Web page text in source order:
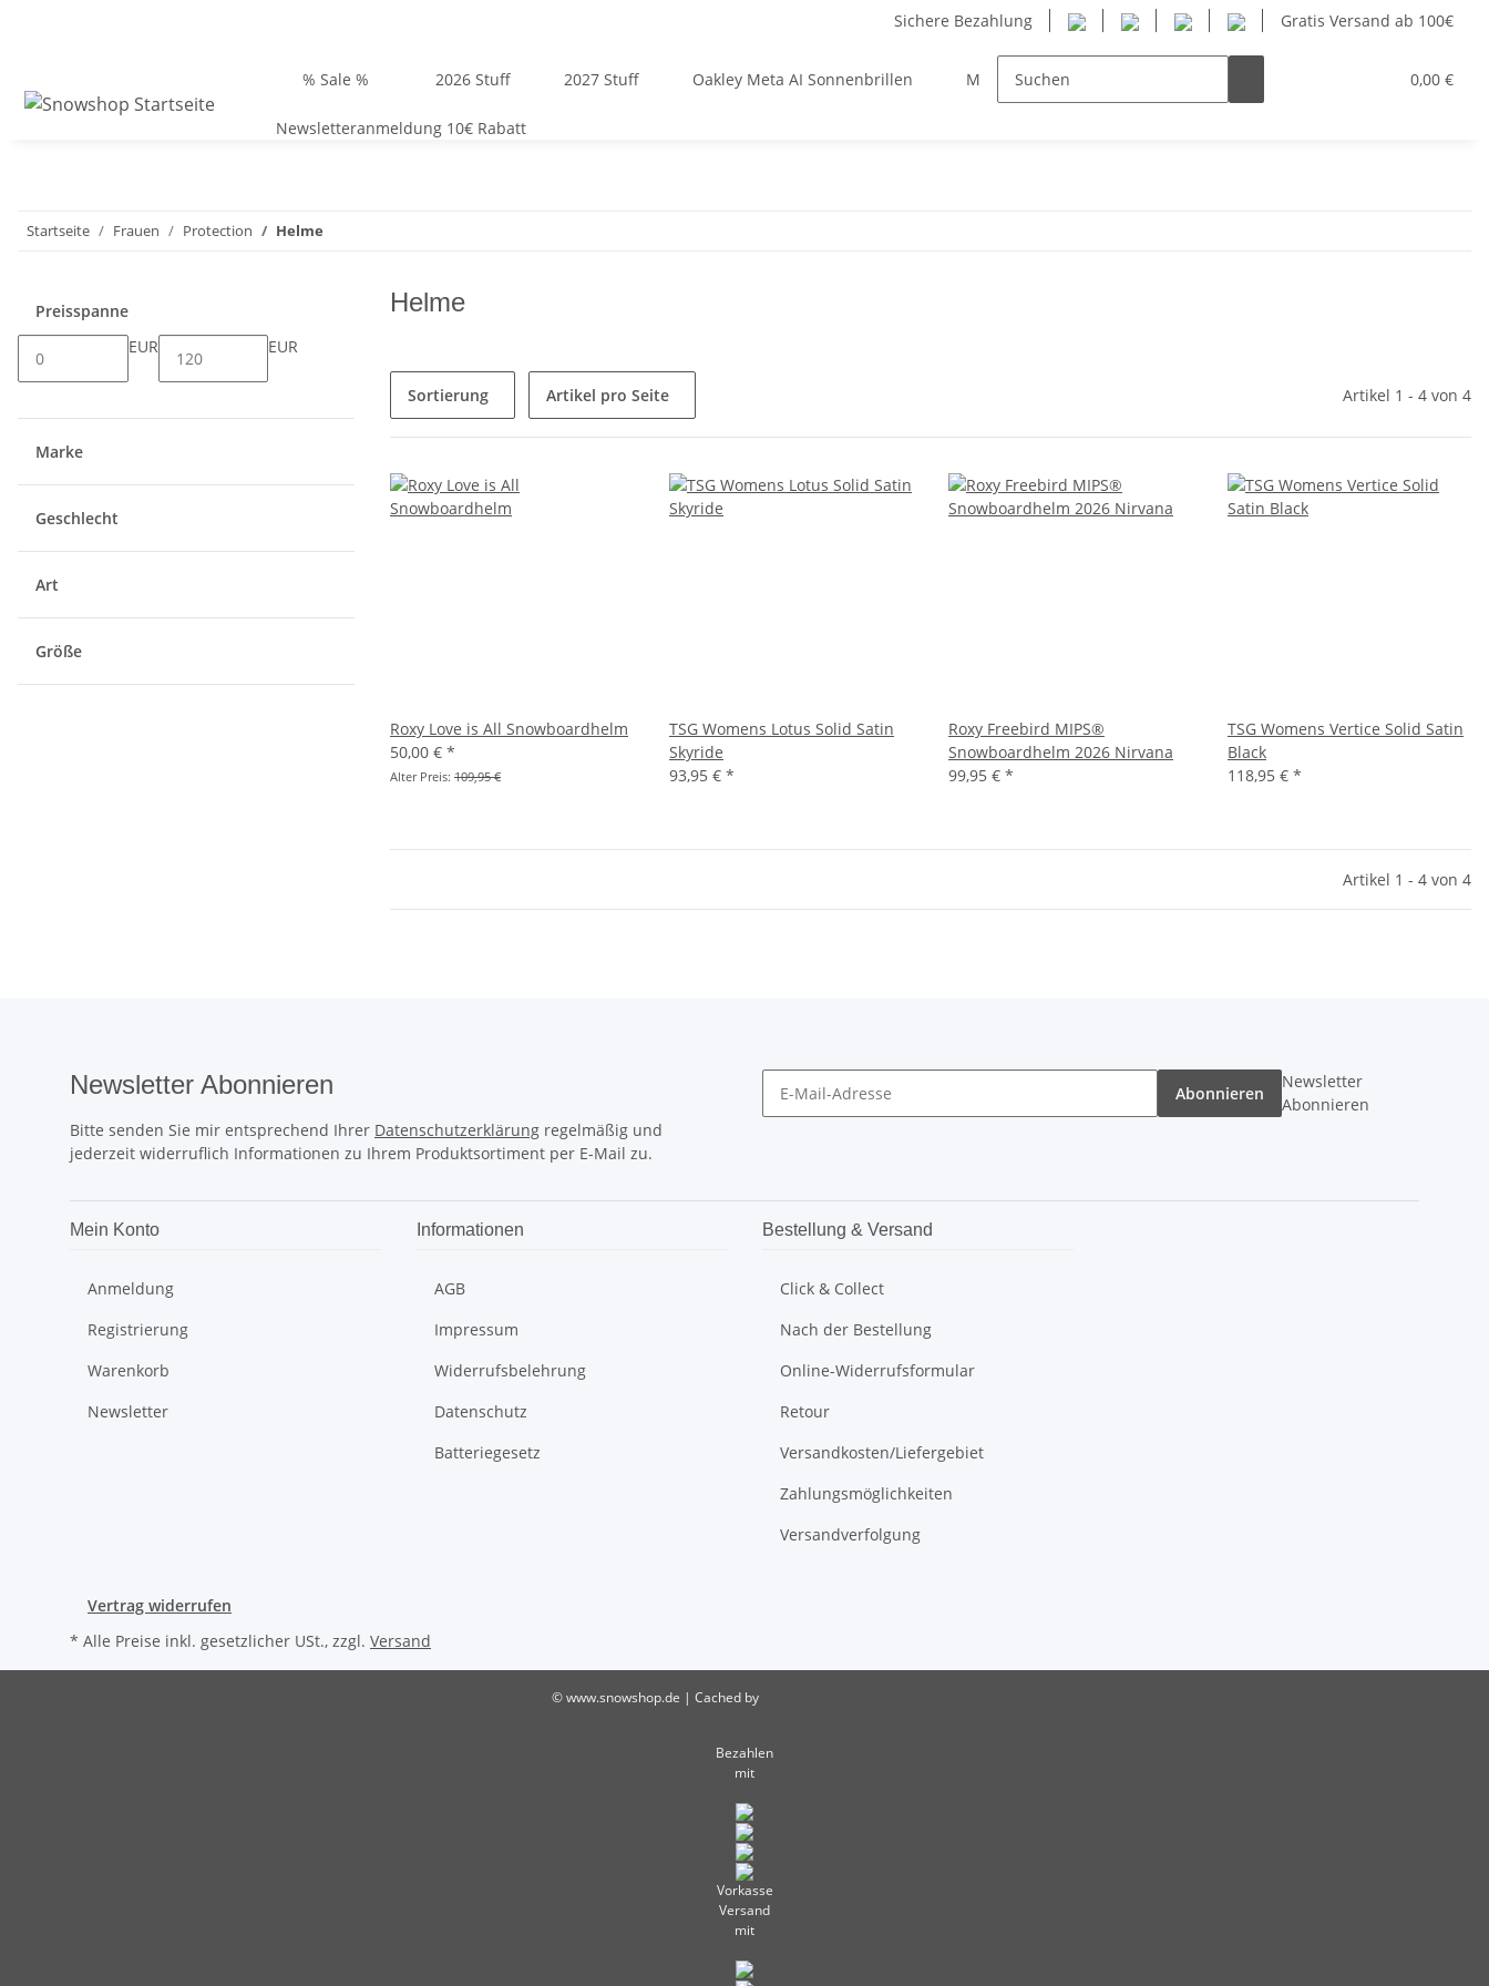
Sichere Bezahlung Gratis Versand ab 100€
0,00 €
% Sale % 2026 Stuff 2027 Stuff Oakley Meta AI Sonnenbrillen Männer
Newsletteranmeldung 10€ Rabatt
Startseite Frauen Protection Helme
Helme
Sortierung Artikel pro Seite Artikel 1 - 4 von 4
Roxy Love is All Snowboardhelm
50,00 € *
Alter Preis: 109,95 €
TSG Womens Lotus Solid Satin
Skyride
93,95 € *
Roxy Freebird MIPS®
Snowboardhelm 2026 Nirvana
99,95 € *
TSG Womens Vertice Solid Satin
Black
118,95 € *
Artikel 1 - 4 von 4
Preisspanne
EUR
EUR
Marke
Geschlecht
Art
Größe
Newsletter Abonnieren
Bitte senden Sie mir entsprechend Ihrer Datenschutzerklärung regelmäßig und
jederzeit widerruflich Informationen zu Ihrem Produktsortiment per E-Mail zu.
Abonnieren
Newsletter
Abonnieren
Mein Konto
Anmeldung
Registrierung
Warenkorb
Newsletter
Informationen
AGB
Impressum
Widerrufsbelehrung
Datenschutz
Batteriegesetz
Bestellung & Versand
Click & Collect
Nach der Bestellung
Online-Widerrufsformular
Retour
Versandkosten/Liefergebiet
Zahlungsmöglichkeiten
Versandverfolgung
Vertrag widerrufen
* Alle Preise inkl. gesetzlicher USt., zzgl. Versand
© www.snowshop.de | Cached by
Bezahlen
mit
Vorkasse
Versand
mit